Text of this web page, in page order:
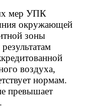
мер УПК
окружающей
зоны
воздуха,
нормам.
превышает